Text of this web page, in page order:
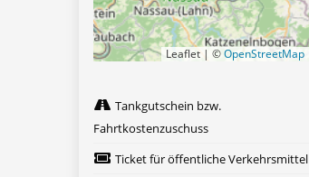
Leaflet | ©OpenStreetMap
Tankgutschein bzw.
Fahrtkostenzuschuss
Ticket für öffentliche Verkehrsmittel